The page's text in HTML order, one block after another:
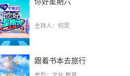
主持人：何炅
跟着书本去旅行